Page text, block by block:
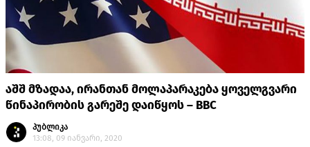
აშშ მზადაა, ირანთან მოლაპარაკება ყოველგვარი
წინაპირობის გარეშე დაიწყოს – BBC
პუბლიკა
13:08, 09 იანვარი, 2020